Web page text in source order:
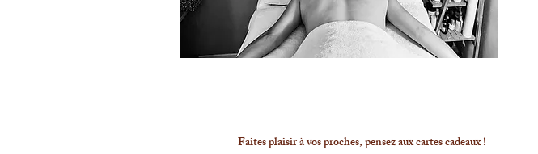
Faites plaisir à vos proches, pensez aux cartes cadeaux !